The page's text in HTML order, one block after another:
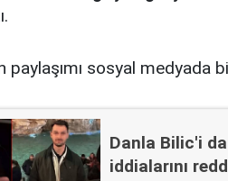
paylaşımı sosyal medyada
Danla Bilic'i
iddialarını